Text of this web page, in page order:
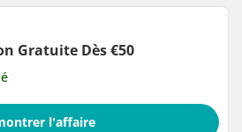
Gratuite Dès €50
l'affaire